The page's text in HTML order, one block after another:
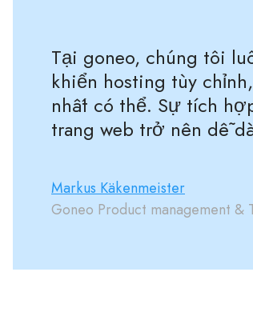
Tại goneo, chúng tôi
khiển hosting tùy
nhất có thể. Sự tích
trang web trở nên dễ
Markus Käkenmeister
Goneo Product management